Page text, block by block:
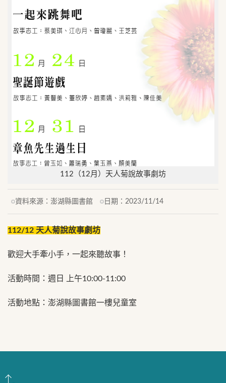
112（12月）天人菊說故事劇坊
資料來源： 澎湖縣圖書館 日期： 2023/11/14
112/12 天人菊說故事劇坊
歡迎大手牽小手，一起來聽故事！
活動時間：週日 上午10:00-11:00
活動地點：澎湖縣圖書館一樓兒童室